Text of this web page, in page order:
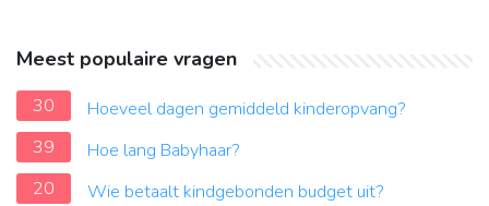
Meest populaire vragen
30
Hoeveel dagen gemiddeld kinderopvang?
39
Hoe lang Babyhaar?
20
Wie betaalt kindgebonden budget uit?